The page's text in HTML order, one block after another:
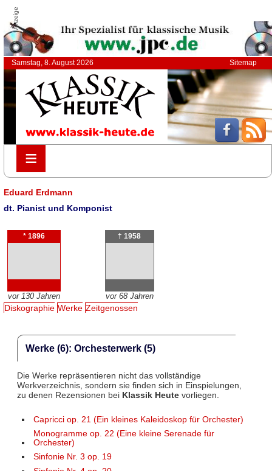
Anzeige
Samstag, 8. August 2026 Sitemap
≡
≡
Eduard Erdmann
dt. Pianist und Komponist
* 1896
vor 130 Jahren
† 1958
vor 68 Jahren
Diskographie Werke Zeitgenossen
Werke (6): Orchesterwerk (5)
Die Werke repräsentieren nicht das vollständige
Werkverzeichnis, sondern sie finden sich in Einspielungen,
zu denen Rezensionen bei Klassik Heutevorliegen.
Capricci op. 21 (Ein kleines Kaleidoskop für Orchester)
Monogramme op. 22 (Eine kleine Serenade für
Orchester)
Sinfonie Nr. 3 op. 19